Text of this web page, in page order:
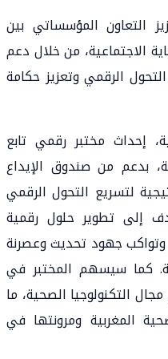
التعاون المؤسساتي بين
الاجتماعية، من خلال دعم
الرقمي وتعزيز حكامة
إحداث مختبر رقمي تابع
بدعم من صندوق الإيداع
لتسريع التحول الرقمي
إلى تطوير حلول رقمية
وتواكب جهود تحديث وعصرنة
كما سيسهم المختبر في
التكنولوجيا الصحية، ما
المغربية ومرونتها في